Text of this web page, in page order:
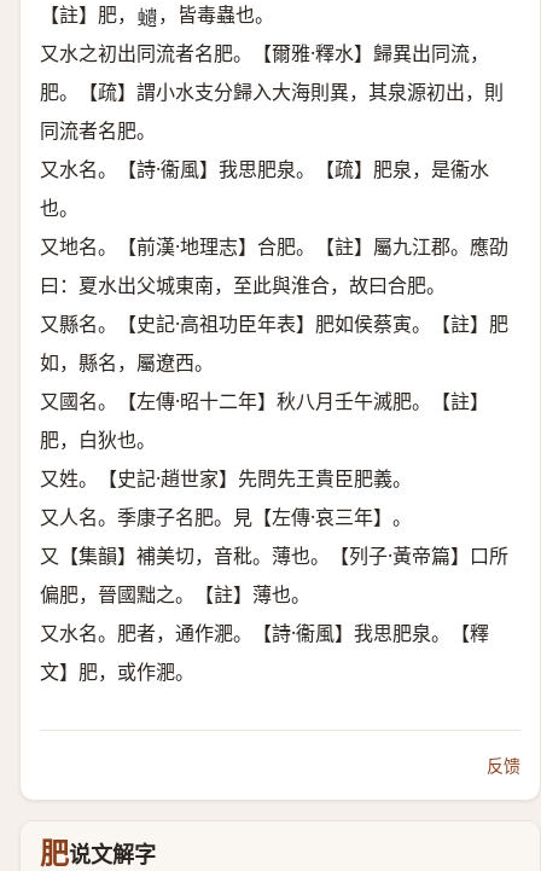
【註】肥， 𧔥 ，皆毒蟲也。
又水之初出同流者名肥。【爾雅·釋水】歸異出同流，
肥。【疏】謂小水支分歸入大海則異，其泉源初出，則
同流者名肥。
又水名。【詩·衞風】我思肥泉。【疏】肥泉，是衞水
也。
又地名。【前漢·地理志】合肥。【註】屬九江郡。應劭
曰：夏水出父城東南，至此與淮合，故曰合肥。
又縣名。【史記·高祖功臣年表】肥如侯蔡寅。【註】肥
如，縣名，屬遼西。
又國名。【左傳·昭十二年】秋八月壬午滅肥。【註】
肥，白狄也。
又姓。【史記·趙世家】先問先王貴臣肥義。
又人名。季康子名肥。見【左傳·哀三年】。
又【集韻】補美切，音秕。薄也。【列子·黃帝篇】口所
偏肥，晉國黜之。【註】薄也。
又水名。肥者，通作淝。【詩·衞風】我思肥泉。【釋
文】肥，或作淝。
反馈
肥说文解字